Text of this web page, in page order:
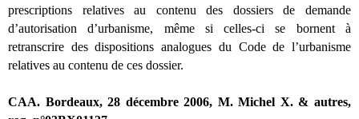
prescriptions relatives au contenu des dossiers de demande
d’autorisation d’urbanisme, même si celles-ci se bornent à
retranscrire des dispositions analogues du Code de l’urbanisme
relatives au contenu de ces dossier.
CAA. Bordeaux, 28 décembre 2006, M. Michel X. & autres,